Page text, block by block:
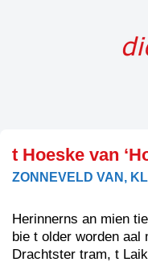
t Hoeske van
ZONNEVELD VAN,
Herinnerns an mien
bie t older worden aal
Drachtster tram, t